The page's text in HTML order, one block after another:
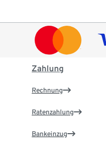
Zahlung
Rechnung
Ratenzahlung
Bankeinzug